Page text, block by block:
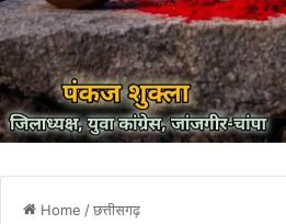
Home /छत्तीसगढ़